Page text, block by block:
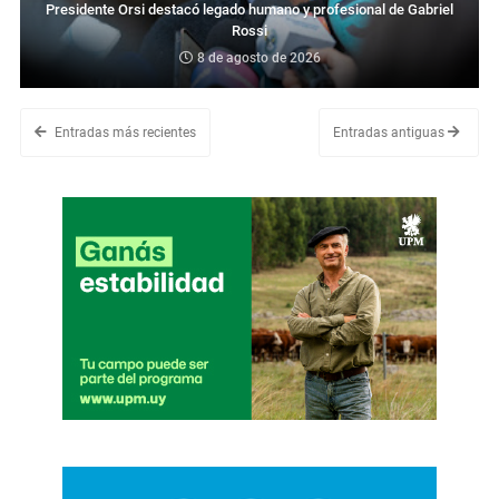
Presidente Orsi destacó legado humano y profesional de Gabriel
Rossi
8 de agosto de 2026
Entradas más recientes Entradas antiguas